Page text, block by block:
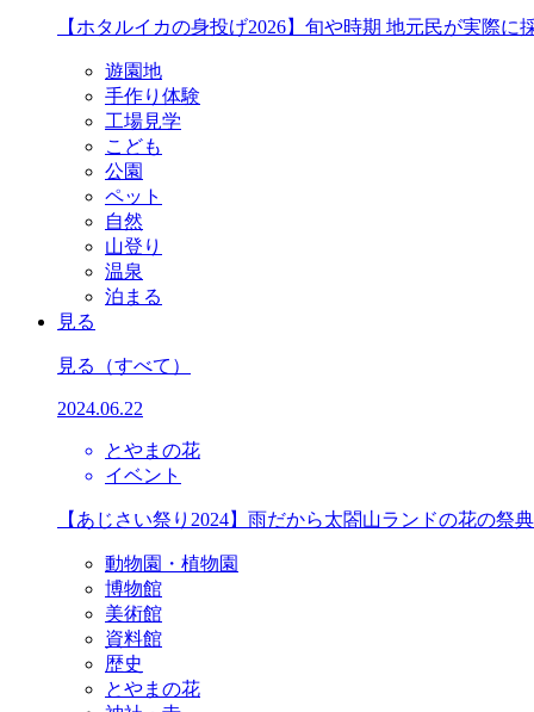
【ホタルイカの身投げ2026】旬や時期 地元民が実際に
遊園地
手作り体験
工場見学
こども
公園
ペット
自然
山登り
温泉
泊まる
見る
見る （すべて）
2024.06.22
とやまの花
イベント
【あじさい祭り2024】雨だから太閤山ランドの花の祭
動物園・植物園
博物館
美術館
資料館
歴史
とやまの花